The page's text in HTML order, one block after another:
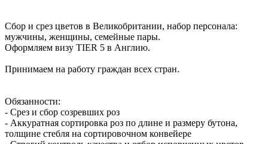
Сбор и срез цветов в Великобритании, набор персонала:
мужчины, женщины, семейные пары.
Оформляем визу TIER 5 в Англию.
Принимаем на работу граждан всех стран.
Обязанности:
- Срез и сбор созревших роз
- Аккуратная сортировка роз по длине и размеру бутона,
толщине стебля на сортировочном конвейере